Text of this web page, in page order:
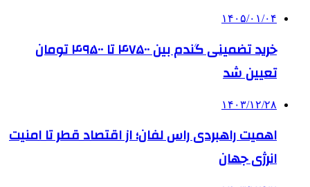
۱۴۰۵/۰۱/۰۴
خرید تضمینی گندم بین ۴۷۵۰۰ تا ۴۹۵۰۰ تومان
تعیین شد
۱۴۰۳/۱۲/۲۸
اهمیت راهبردی راس لفان؛ از اقتصاد قطر تا امنیت
انرژی جهان